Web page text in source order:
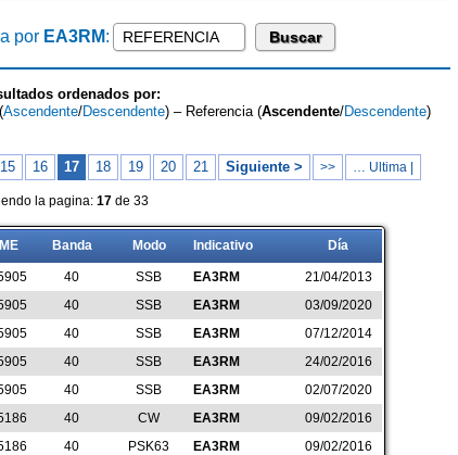
por EA3RM:
ordenados por:
Ascendente/Descendente) – Referencia (Ascendente/Descendente)
15 16 17 18 19 20 21 Siguiente > >> … Ultima |
la pagina: 17 de 33
Banda Modo Indicativo Día
40 SSB EA3RM
21/04/2013
40 SSB EA3RM
03/09/2020
40 SSB EA3RM
07/12/2014
40 SSB EA3RM
24/02/2016
40 SSB EA3RM
02/07/2020
40 CW EA3RM
09/02/2016
40 PSK63 EA3RM
09/02/2016